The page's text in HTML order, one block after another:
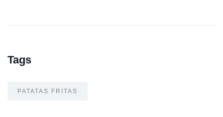
Tags
PATATAS FRITAS